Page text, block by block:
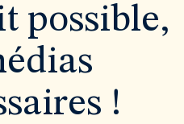
possible,
!